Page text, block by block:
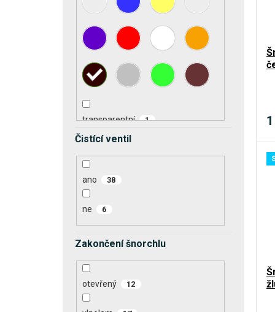
transparentní 1
Čistící ventil
ano 38
ne 6
Zakončení šnorchlu
otevřený 12